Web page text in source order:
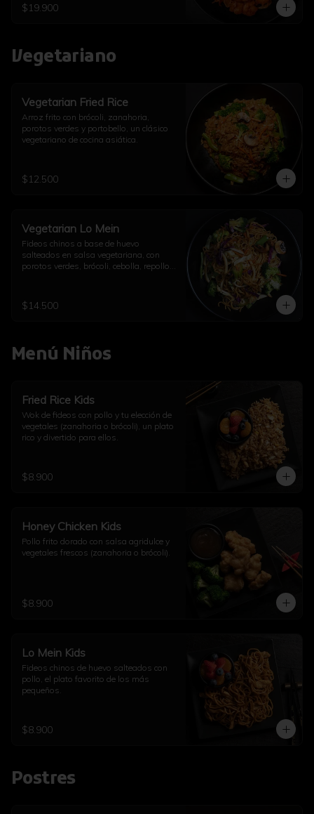
$19.900
Vegetariano
Vegetarian Fried Rice
Arroz frito con brócoli, zanahoria,
porotos verdes y portobello, un clásico
vegetariano de cocina asiática.
$12.500
Vegetarian Lo Mein
Fideos chinos a base de huevo
salteados en salsa vegetariana, con
porotos verdes, brócoli, cebolla, repollo,
$14.500
Menú Niños
Fried Rice Kids
Wok de fideos con pollo y tu elección de
vegetales (zanahoria o brócoli), un plato
rico y divertido para ellos.
$8.900
Honey Chicken Kids
Pollo frito dorado con salsa agridulce y
vegetales frescos (zanahoria o brócoli).
$8.900
Lo Mein Kids
Fideos chinos de huevo salteados con
pollo, el plato favorito de los más
pequeños.
$8.900
Postres